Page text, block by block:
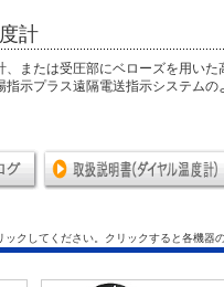
計
、または受圧部にベローズを用い
指示プラス遠隔電送指示システム
クしてください。クリックすると各機器